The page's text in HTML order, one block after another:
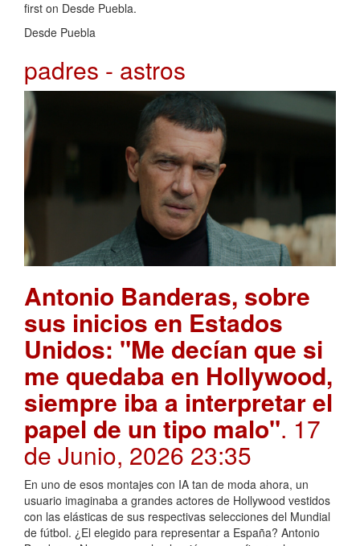
first on Desde Puebla.
Desde Puebla
padres - astros
Antonio Banderas, sobre
sus inicios en Estados
Unidos: "Me decían que si
me quedaba en Hollywood,
siempre iba a interpretar el
papel de un tipo malo". 17
de Junio, 2026 23:35
En uno de esos montajes con IA tan de moda ahora, un
usuario imaginaba a grandes actores de Hollywood vestidos
con las elásticas de sus respectivas selecciones del Mundial
de fútbol. ¿El elegido para representar a España? Antonio